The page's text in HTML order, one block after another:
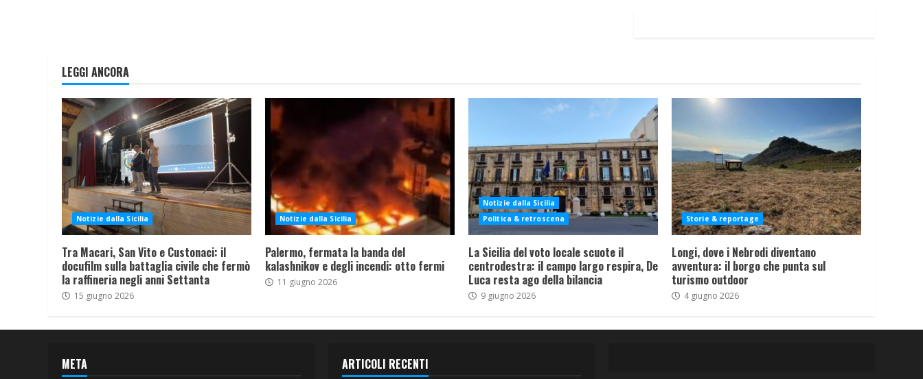
LEGGI ANCORA
Notizie dalla Sicilia
Tra Macari, San Vito e Custonaci: il
docufilm sulla battaglia civile che fermò
la raffineria negli anni Settanta
15 giugno 2026
Notizie dalla Sicilia
Palermo, fermata la banda del
kalashnikov e degli incendi: otto fermi
11 giugno 2026
Notizie dalla Sicilia
Politica & retroscena
La Sicilia del voto locale scuote il
centrodestra: il campo largo respira, De
Luca resta ago della bilancia
9 giugno 2026
Storie & reportage
Longi, dove i Nebrodi diventano
avventura: il borgo che punta sul
turismo outdoor
4 giugno 2026
META ARTICOLI RECENTI